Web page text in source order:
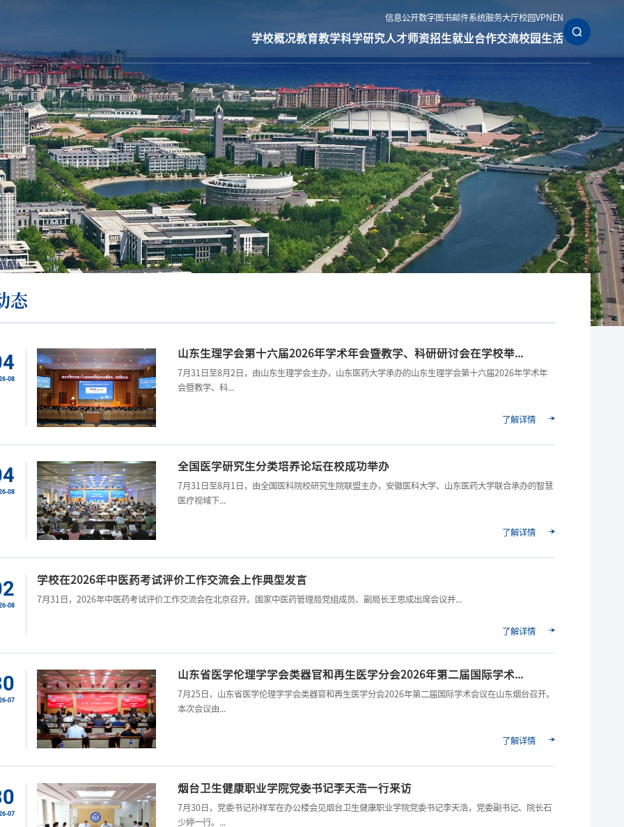
信息公开数字图书邮件系统服务大厅校园VPN EN
学校概况教育教学科学研究人才师资招生就业合作交流校园生活
态
08
山东生理学会第十六届2026年学术年会暨教学、科研研讨会在学校举...
7月31日至8月2日，由山东生理学会主办，山东医药大学承办的山东生理学会第十六届2026年学术年
会暨教学、科...
了解详情
08
全国医学研究生分类培养论坛在校成功举办
7月31日至8月1日，由全国医科院校研究生院联盟主办，安徽医科大学、山东医药大学联合承办的智慧
医疗视域下...
了解详情
08
学校在2026年中医药考试评价工作交流会上作典型发言
7月31日，2026年中医药考试评价工作交流会在北京召开。国家中医药管理局党组成员、副局长王思成出席会议并...
了解详情
07
山东省医学伦理学学会类器官和再生医学分会2026年第二届国际学术...
7月25日，山东省医学伦理学学会类器官和再生医学分会2026年第二届国际学术会议在山东烟台召开。
本次会议由...
了解详情
07
烟台卫生健康职业学院党委书记李天浩一行来访
7月30日，党委书记孙祥军在办公楼会见烟台卫生健康职业学院党委书记李天浩，党委副书记、院长石
少婷一行。...